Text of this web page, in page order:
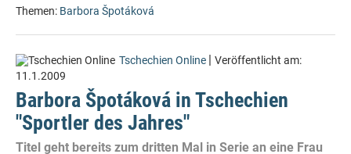
Themen: Barbora Špotáková
Tschechien Online | Veröffentlicht am:
11.1.2009
Barbora Špotáková in Tschechien
"Sportler des Jahres"
Titel geht bereits zum dritten Mal in Serie an eine Frau